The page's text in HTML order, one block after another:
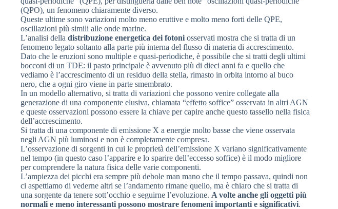
(QPO), un fenomeno chiaramente diverso.
Queste ultime sono variazioni molto meno eruttive e molto meno forti delle QPE,
oscillazioni più simili alle onde marine.
L’analisi della distribuzione energetica dei fotoni osservati mostra che si tratta di un
fenomeno legato soltanto alla parte più interna del flusso di materia di accrescimento.
Dato che le eruzioni sono multiple e quasi-periodiche, è possibile che si tratti degli ultimi
bocconi di un TDE: il pasto principale è avvenuto più di dieci anni fa e quello che
vediamo è l’accrescimento di un residuo della stella, rimasto in orbita intorno al buco
nero, che a ogni giro viene in parte smembrato.
In un modello alternativo, si tratta di variazioni che possono venire collegate alla
generazione di una componente elusiva, chiamata “effetto soffice” osservata in altri AGN
e queste osservazioni possono essere la chiave per capire anche questo tassello nella fisica
dell’accrescimento.
Si tratta di una componente di emissione X a energie molto basse che viene osservata
negli AGN più luminosi e non è completamente compresa.
L’osservazione di sorgenti in cui le proprietà dell’emissione X variano significativamente
nel tempo (in questo caso l’apparire e lo sparire dell’eccesso soffice) è il modo migliore
per comprendere la natura fisica delle varie componenti.
L’ampiezza dei picchi era sempre più debole man mano che il tempo passava, quindi non
ci aspettiamo di vederne altri se l’andamento rimane quello, ma è chiaro che si tratta di
una sorgente da tenere sott’occhio e seguirne l’evoluzione. A volte anche gli oggetti più
normali e meno interessanti possono mostrare fenomeni importanti e significativi.